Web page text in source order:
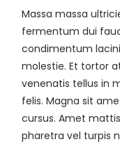
Massa massa
fermentum dui
condimentum
molestie. Et tortor
venenatis tellus in
felis. Magna sit
cursus. Amet
pharetra vel turpis